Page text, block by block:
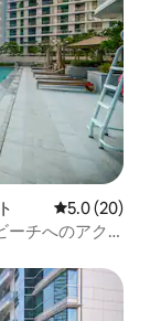
レビュー20
5.0 (20)
ーチへのアク